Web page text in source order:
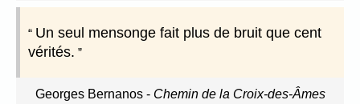
Un seul mensonge fait plus de bruit que cent
vérités.
Georges Bernanos- Chemin de la Croix-des-Âmes